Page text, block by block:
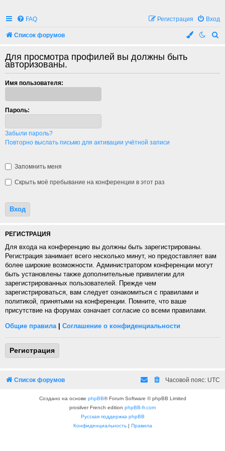
FAQ Вход
Регистрация
Список форумов
с
Для просмотра профилей вы должны быть
авторизованы.
Имя пользователя:
Пароль:
Забыли пароль?
Повторно выслать письмо для активации учётной записи
Запомнить меня
Скрыть моё пребывание на конференции в этот раз
РЕГИСТРАЦИЯ
Для входа на конференцию вы должны быть зарегистрированы.
Регистрация занимает всего несколько минут, но предоставляет вам
более широкие возможности. Администратором конференции могут
быть установлены также дополнительные привилегии для
зарегистрированных пользователей. Прежде чем
зарегистрироваться, вам следует ознакомиться с правилами и
политикой, принятыми на конференции. Помните, что ваше
присутствие на форумах означает согласие со всеми правилами.
Общие правила| Соглашение о конфиденциальности
Регистрация
Список форумов Часовой пояс: UTC
Создано на основе phpBB® Forum Software © phpBB Limited
prosilver French edition phpBB-fr.com
Русская поддержка phpBB
Конфиденциальность| Правила